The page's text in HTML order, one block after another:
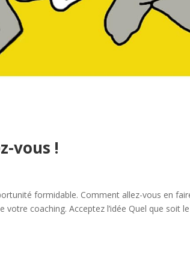
vous !
formidable. Comment allez-vous en
coaching. Acceptez l’idée Quel que soit le